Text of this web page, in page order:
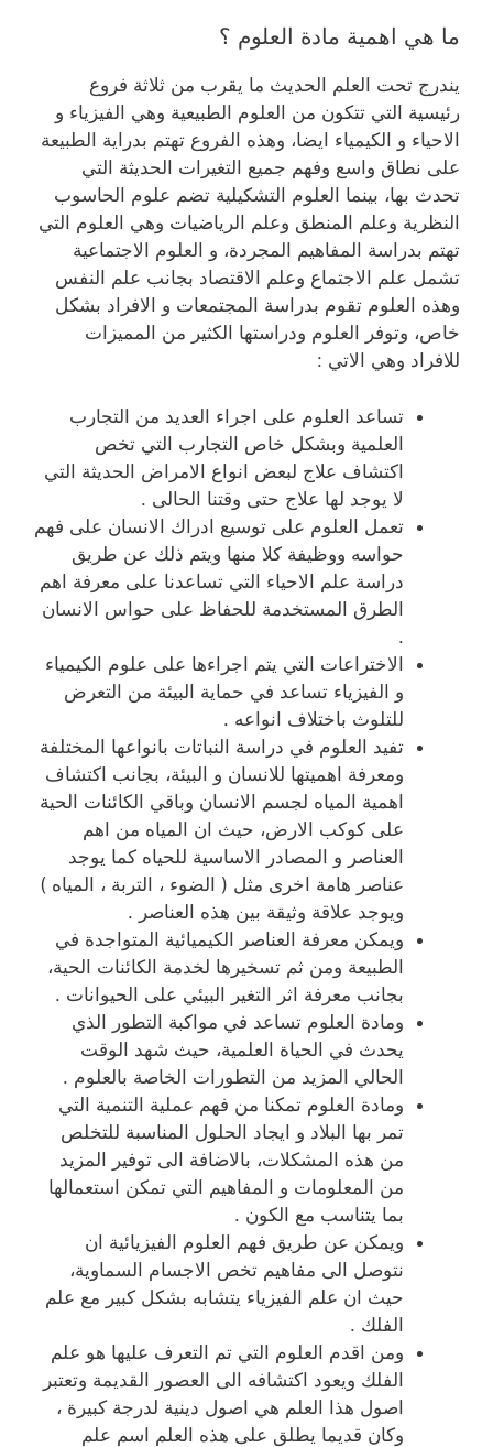
ما هي اهمية مادة العلوم ؟
يندرج تحت العلم الحديث ما يقرب من ثلاثة فروع
رئيسية التي تتكون من العلوم الطبيعية وهي الفيزياء و
الاحياء و الكيمياء ايضا، وهذه الفروع تهتم بدراية الطبيعة
على نطاق واسع وفهم جميع التغيرات الحديثة التي
تحدث بها، بينما العلوم التشكيلية تضم علوم الحاسوب
النظرية وعلم المنطق وعلم الرياضيات وهي العلوم التي
تهتم بدراسة المفاهيم المجردة، و العلوم الاجتماعية
تشمل علم الاجتماع وعلم الاقتصاد بجانب علم النفس
وهذه العلوم تقوم بدراسة المجتمعات و الافراد بشكل
خاص، وتوفر العلوم ودراستها الكثير من المميزات
للافراد وهي الاتي :
تساعد العلوم على اجراء العديد من التجارب
العلمية وبشكل خاص التجارب التي تخص
اكتشاف علاج لبعض انواع الامراض الحديثة التي
لا يوجد لها علاج حتى وقتنا الحالى .
تعمل العلوم على توسيع ادراك الانسان على فهم
حواسه ووظيفة كلا منها ويتم ذلك عن طريق
دراسة علم الاحياء التي تساعدنا على معرفة اهم
الطرق المستخدمة للحفاظ على حواس الانسان
.
الاختراعات التي يتم اجراءها على علوم الكيمياء
و الفيزياء تساعد في حماية البيئة من التعرض
للتلوث باختلاف انواعه .
تفيد العلوم في دراسة النباتات بانواعها المختلفة
ومعرفة اهميتها للانسان و البيئة، بجانب اكتشاف
اهمية المياه لجسم الانسان وباقي الكائنات الحية
على كوكب الارض، حيث ان المياه من اهم
العناصر و المصادر الاساسية للحياه كما يوجد
عناصر هامة اخرى مثل ( الضوء ، التربة ، المياه )
ويوجد علاقة وثيقة بين هذه العناصر .
ويمكن معرفة العناصر الكيميائية المتواجدة في
الطبيعة ومن ثم تسخيرها لخدمة الكائنات الحية،
بجانب معرفة اثر التغير البيئي على الحيوانات .
ومادة العلوم تساعد في مواكبة التطور الذي
يحدث في الحياة العلمية، حيث شهد الوقت
الحالي المزيد من التطورات الخاصة بالعلوم .
ومادة العلوم تمكنا من فهم عملية التنمية التي
تمر بها البلاد و ايجاد الحلول المناسبة للتخلص
من هذه المشكلات، بالاضافة الى توفير المزيد
من المعلومات و المفاهيم التي تمكن استعمالها
بما يتناسب مع الكون .
ويمكن عن طريق فهم العلوم الفيزيائية ان
نتوصل الى مفاهيم تخص الاجسام السماوية،
حيث ان علم الفيزياء يتشابه بشكل كبير مع علم
الفلك .
ومن اقدم العلوم التي تم التعرف عليها هو علم
الفلك ويعود اكتشافه الى العصور القديمة وتعتبر
اصول هذا العلم هي اصول دينية لدرجة كبيرة ،
وكان قديما يطلق على هذه العلم اسم علم